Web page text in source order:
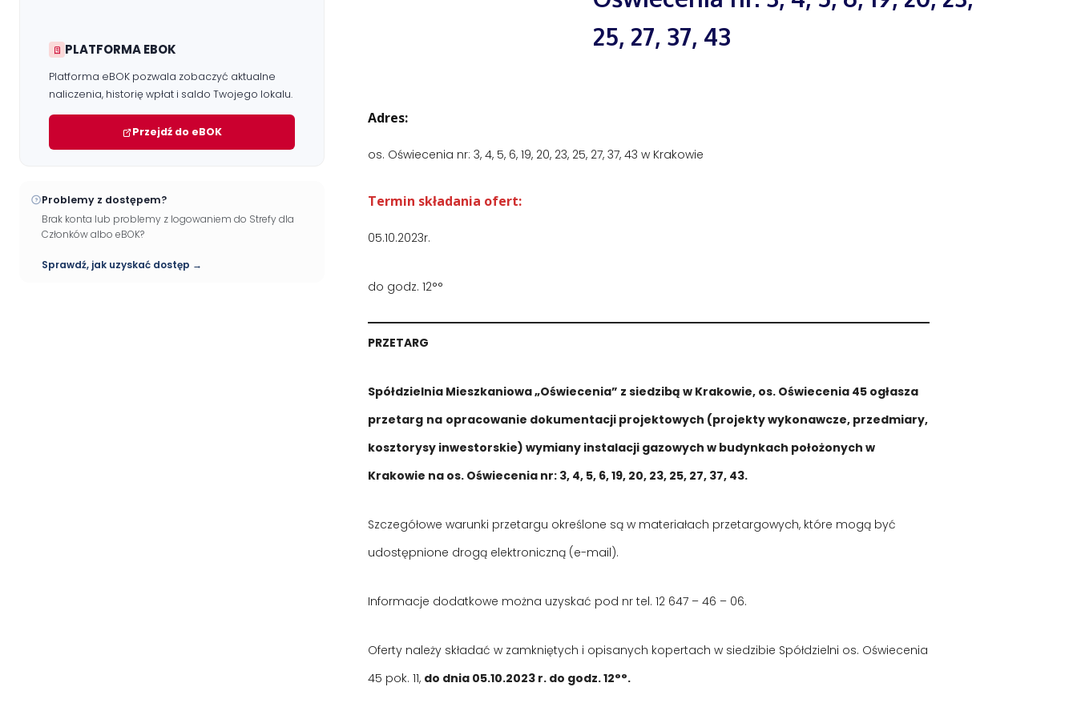
25, 27, 37, 43
Adres:
os. Oświecenia nr: 3, 4, 5, 6, 19, 20, 23, 25, 27, 37, 43 w Krakowie
Termin składania ofert:
05.10.2023r.
do godz. 12°°
PRZETARG
Spółdzielnia Mieszkaniowa „Oświecenia” z siedzibą w Krakowie, os. Oświecenia 45 ogłasza
przetarg na opracowanie dokumentacji projektowych (projekty wykonawcze, przedmiary,
kosztorysy inwestorskie) wymiany instalacji gazowych w budynkach położonych w
Krakowie na os. Oświecenia nr: 3, 4, 5, 6, 19, 20, 23, 25, 27, 37, 43.
Szczegółowe warunki przetargu określone są w materiałach przetargowych, które mogą być
udostępnione drogą elektroniczną (e-mail).
Informacje dodatkowe można uzyskać pod nr tel. 12 647 – 46 – 06.
Oferty należy składać w zamkniętych i opisanych kopertach w siedzibie Spółdzielni os. Oświecenia
45 pok. 11, do dnia 05.10.2023 r. do godz. 12°°.
PLATFORMA EBOK
Platforma eBOK pozwala zobaczyć aktualne
naliczenia, historię wpłat i saldo Twojego lokalu.
Przejdź do eBOK
Problemy z dostępem?
Brak konta lub problemy z logowaniem do Strefy dla
Członków albo eBOK?
Sprawdź, jak uzyskać dostęp →